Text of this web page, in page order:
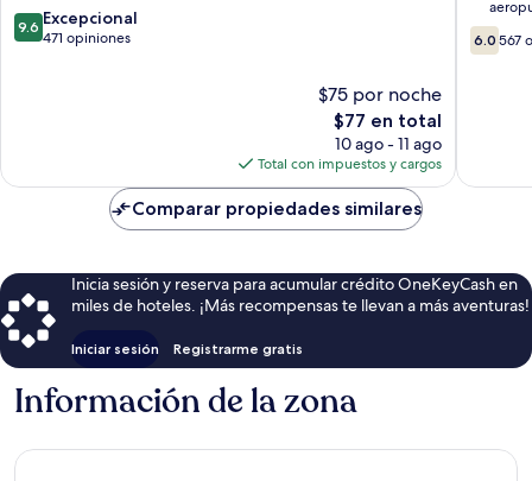
9.6
de
9.6 Excepcional
471 opiniones
$75 por noche
El
precio
actual
es
de
$77
$77 en total
10 ago - 11 ago
Total con impuestos y cargos
6.0
de
6.0 567
Comparar propiedades similares
Inicia sesión y reserva para acumular crédito OneKeyCash en
miles de hoteles. ¡Más recompensas te llevan a más aventuras!
Iniciar sesión Registrarme gratis
Información de la zona